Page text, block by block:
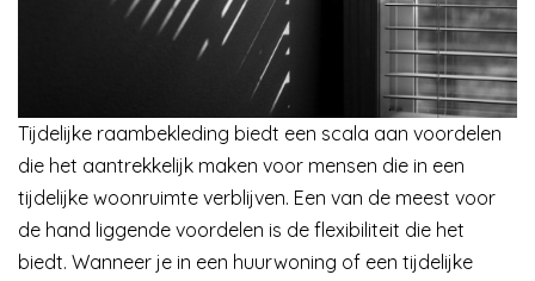
Tijdelijke raambekleding biedt een scala aan voordelen
die het aantrekkelijk maken voor mensen die in een
tijdelijke woonruimte verblijven. Een van de meest voor
de hand liggende voordelen is de flexibiliteit die het
biedt. Wanneer je in een huurwoning of een tijdelijke